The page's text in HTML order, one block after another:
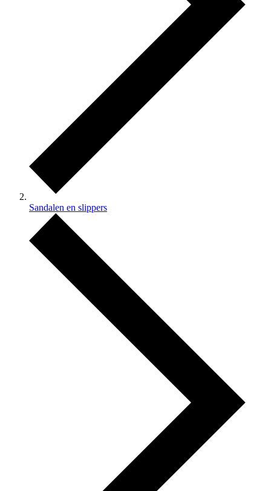
Sandalen en slippers